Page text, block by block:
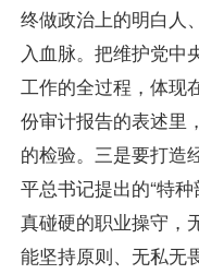
终做政治上的明白人
入血脉。把维护党中
工作的全过程，体现
份审计报告的表述里
的检验。三是要打造
平总书记提出的“特
真碰硬的职业操守，
能坚持原则、无私无